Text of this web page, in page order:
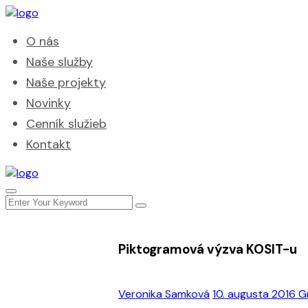
O nás
Naše služby
Naše projekty
Novinky
Cenník služieb
Kontakt
Veronika Samková10. augusta 2016
Piktogramová výzva KOSIT-u